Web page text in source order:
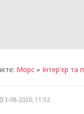
Морс » Інтер'єр та
3-08-2020, 11:52